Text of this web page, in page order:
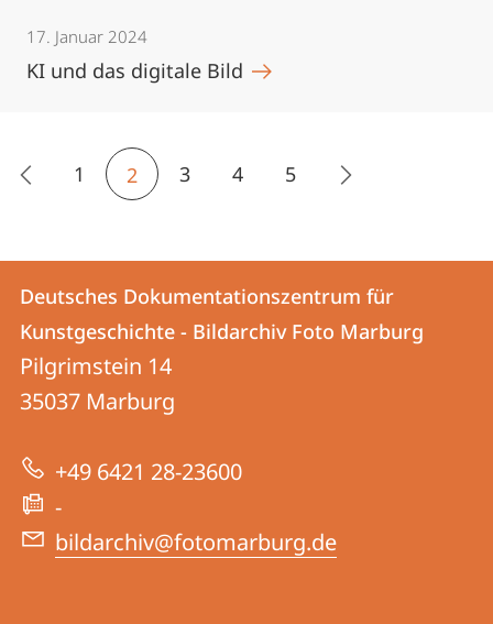
17. Januar 2024
KI und das digitale Bild
1 2 3 4 5
Kontakt
und
Informationen
zur
Website
Kontaktinformationen
Deutsches
Dokumentationszentrum
für
Kunstgeschichte
-
Bildarchiv
Foto
Marburg
Deutsches Dokumentationszentrum für
Kunstgeschichte - Bildarchiv Foto Marburg
Pilgrimstein 14
35037 Marburg
+49 6421 28-23600
-
bildarchiv@fotomarburg.de